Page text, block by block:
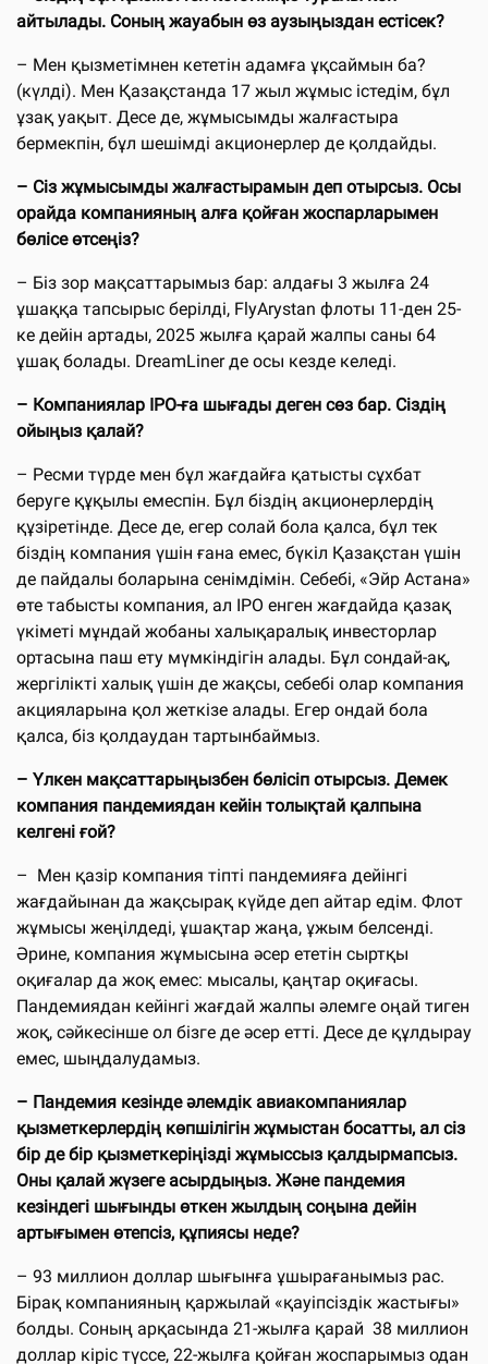
айтылады. Соның жауабын өз аузыңыздан естісек?
– Мен қызметімнен кететін адамға ұқсаймын ба?
(күлді). Мен Қазақстанда 17 жыл жұмыс істедім, бұл
ұзақ уақыт. Десе де, жұмысымды жалғастыра
бермекпін, бұл шешімді акционерлер де қолдайды.
– Сіз жұмысымды жалғастырамын деп отырсыз. Осы
орайда компанияның алға қойған жоспарларымен
бөлісе өтсеңіз?
– Біз зор мақсаттарымыз бар: алдағы 3 жылға 24
ұшаққа тапсырыс берілді, FlyArystan флоты 11-ден 25-
ке дейін артады, 2025 жылға қарай жалпы саны 64
ұшақ болады. DreamLiner де осы кезде келеді.
– Компаниялар IPO-ға шығады деген сөз бар. Сіздің
ойыңыз қалай?
– Ресми түрде мен бұл жағдайға қатысты сұхбат
беруге құқылы емеспін. Бұл біздің акционерлердің
құзіретінде. Десе де, егер солай бола қалса, бұл тек
біздің компания үшін ғана емес, бүкіл Қазақстан үшін
де пайдалы боларына сенімдімін. Себебі, «Эйр Астана»
өте табысты компания, ал IPO енген жағдайда қазақ
үкіметі мұндай жобаны халықаралық инвесторлар
ортасына паш ету мүмкіндігін алады. Бұл сондай-ақ,
жергілікті халық үшін де жақсы, себебі олар компания
акцияларына қол жеткізе алады. Егер ондай бола
қалса, біз қолдаудан тартынбаймыз.
– Үлкен мақсаттарыңызбен бөлісіп отырсыз. Демек
компания пандемиядан кейін толықтай қалпына
келгені ғой?
– Мен қазір компания тіпті пандемияға дейінгі
жағдайынан да жақсырақ күйде деп айтар едім. Флот
жұмысы жеңілдеді, ұшақтар жаңа, ұжым белсенді.
Әрине, компания жұмысына әсер ететін сыртқы
оқиғалар да жоқ емес: мысалы, қаңтар оқиғасы.
Пандемиядан кейінгі жағдай жалпы әлемге оңай тиген
жоқ, сәйкесінше ол бізге де әсер етті. Десе де құлдырау
емес, шыңдалудамыз.
– Пандемия кезінде әлемдік авиакомпаниялар
қызметкерлердің көпшілігін жұмыстан босатты, ал сіз
бір де бір қызметкеріңізді жұмыссыз қалдырмапсыз.
Оны қалай жүзеге асырдыңыз. Және пандемия
кезіндегі шығынды өткен жылдың соңына дейін
артығымен өтепсіз, құпиясы неде?
– 93 миллион доллар шығынға ұшырағанымыз рас.
Бірақ компанияның қаржылай «қауіпсіздік жастығы»
болды. Соның арқасында 21-жылға қарай 38 миллион
доллар кіріс түссе, 22-жылға қойған жоспарымыз одан